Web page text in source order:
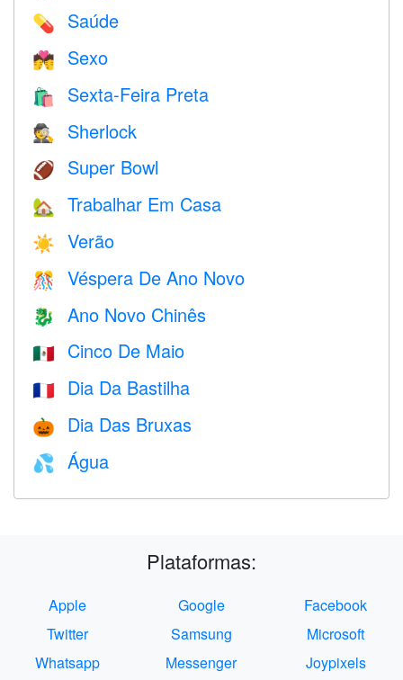
💊 Saúde
💏 Sexo
🛍 Sexta-Feira Preta
🕵️ Sherlock
🏈 Super Bowl
🏡 Trabalhar Em Casa
☀️ Verão
🎊 Véspera De Ano Novo
🐉 Ano Novo Chinês
🇲🇽 Cinco De Maio
🇫🇷 Dia Da Bastilha
🎃 Dia Das Bruxas
💦 Água
Plataformas:
Apple Google
Facebook
Twitter
Samsung
Microsoft
Whatsapp
Messenger
Joypixels